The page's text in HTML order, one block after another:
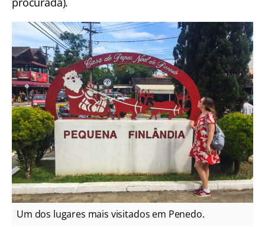
Um dos lugares mais visitados em Penedo.